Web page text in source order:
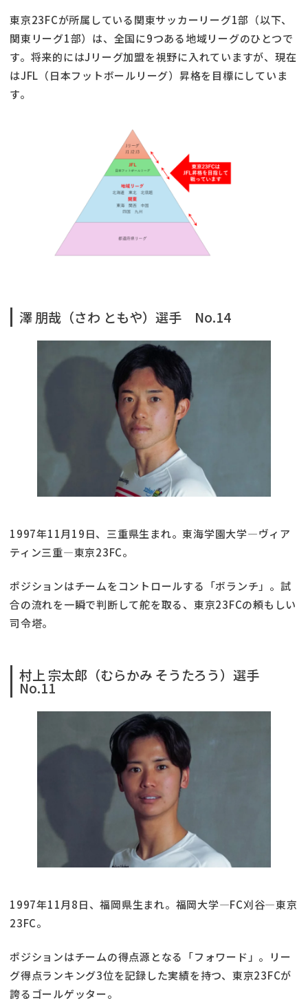
東京23FCが所属している関東サッカーリーグ1部（以下、
関東リーグ1部）は、全国に9つある地域リーグのひとつで
す。将来的にはJリーグ加盟を視野に入れていますが、現在
はJFL（日本フットボールリーグ）昇格を目標にしていま
す。
澤 朋哉（さわ ともや）選手 No.14
1997年11月19日、三重県生まれ。東海学園大学―ヴィア
ティン三重―東京23FC。
ポジションはチームをコントロールする「ボランチ」。試
合の流れを一瞬で判断して舵を取る、東京23FCの頼もしい
司令塔。
村上 宗太郎（むらかみ そうたろう）選手
No.11
1997年11月8日、福岡県生まれ。福岡大学―FC刈谷―東京
23FC。
ポジションはチームの得点源となる「フォワード」。リー
グ得点ランキング3位を記録した実績を持つ、東京23FCが
誇るゴールゲッター。